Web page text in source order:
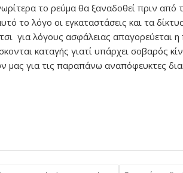
το ρεύμα θα ξαναδοθεί πριν
το λόγο οι εγκαταστάσεις και τα
για λόγους ασφάλειας απαγορεύεται
καταγής γιατί υπάρχει σοβαρός
μας για τις παραπάνω αναπόφευκτες